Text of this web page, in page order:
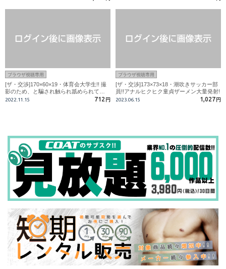
ブラウザ視聴専用
[ザ・交渉]170×60×19・体育会大学生!! 撮
影のため、と騙され触られ舐められて…
2022.11.15 712 円
ブラウザ視聴専用
[ザ・交渉]173×73×18・潮吹きサッカー部
員!!アナルヒクヒク童貞ザーメン大量発射!
2023.06.15 1,027 円